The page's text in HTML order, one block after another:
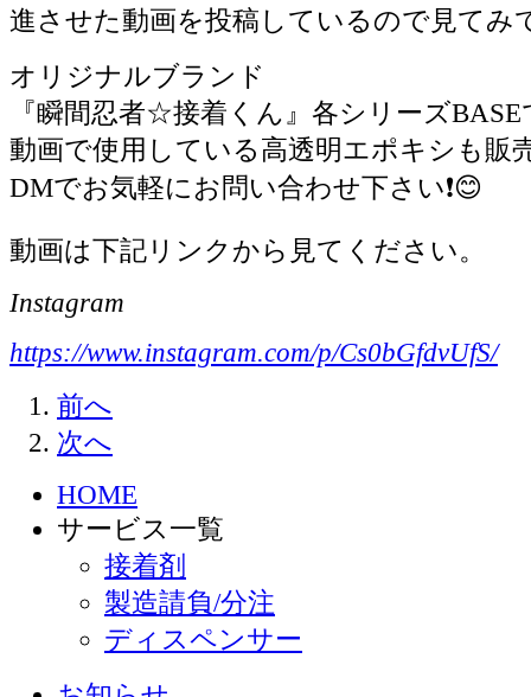
進させた動画を投稿しているので見てみ
オリジナルブランド
『瞬間忍者☆接着くん』各シリーズBASE
動画で使用している高透明エポキシも販
DMでお気軽にお問い合わせ下さい❗️😊
動画は下記リンクから見てください。
Instagram
https://www.instagram.com/p/Cs0bGfdvUfS/
前へ
次へ
HOME
サービス一覧
接着剤
製造請負/分注
ディスペンサー